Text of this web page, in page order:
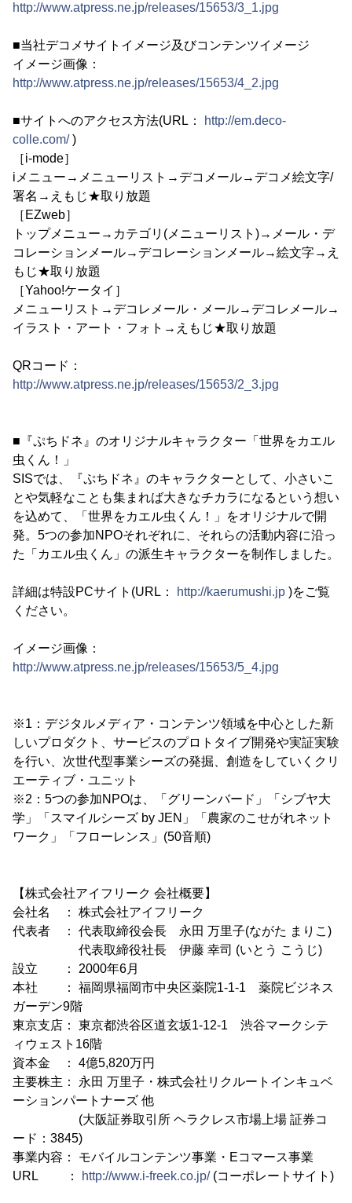
http://www.atpress.ne.jp/releases/15653/3_1.jpg
■当社デコメサイトイメージ及びコンテンツイメージ
イメージ画像：
http://www.atpress.ne.jp/releases/15653/4_2.jpg
■サイトへのアクセス方法(URL：
http://em.deco-
colle.com/)
［i-mode］
iメニュー→メニューリスト→デコメール→デコメ絵文字/
署名→えもじ★取り放題
［EZweb］
トップメニュー→カテゴリ(メニューリスト)→メール・デ
コレーションメール→デコレーションメール→絵文字→え
もじ★取り放題
［Yahoo!ケータイ］
メニューリスト→デコレメール・メール→デコレメール→
イラスト・アート・フォト→えもじ★取り放題
QRコード：
http://www.atpress.ne.jp/releases/15653/2_3.jpg
■『ぷちドネ』のオリジナルキャラクター「世界をカエル
虫くん！」
SISでは、『ぷちドネ』のキャラクターとして、小さいこ
とや気軽なことも集まれば大きなチカラになるという想い
を込めて、「世界をカエル虫くん！」をオリジナルで開
発。5つの参加NPOそれぞれに、それらの活動内容に沿っ
た「カエル虫くん」の派生キャラクターを制作しました。
詳細は特設PCサイト(URL： http://kaerumushi.jp )をご覧
ください。
イメージ画像：
http://www.atpress.ne.jp/releases/15653/5_4.jpg
※1：デジタルメディア・コンテンツ領域を中心とした新
しいプロダクト、サービスのプロトタイプ開発や実証実験
を行い、次世代型事業シーズの発掘、創造をしていくクリ
エーティブ・ユニット
※2：5つの参加NPOは、「グリーンバード」「シブヤ大
学」「スマイルシーズ by JEN」「農家のこせがれネット
ワーク」「フローレンス」(50音順)
【株式会社アイフリーク 会社概要】
会社名 ： 株式会社アイフリーク
代表者 ： 代表取締役会長 永田 万里子(ながた まりこ)
代表取締役社長 伊藤 幸司 (いとう こうじ)
設立 ： 2000年6月
本社 ： 福岡県福岡市中央区薬院1-1-1 薬院ビジネス
ガーデン9階
東京支店： 東京都渋谷区道玄坂1-12-1 渋谷マークシテ
ィウェスト16階
資本金 ： 4億5,820万円
主要株主： 永田 万里子・株式会社リクルートインキュベ
ーションパートナーズ 他
(大阪証券取引所 ヘラクレス市場上場 証券コ
ード：3845)
事業内容： モバイルコンテンツ事業・Eコマース事業
URL ：
http://www.i-freek.co.jp/(コーポレートサイト)